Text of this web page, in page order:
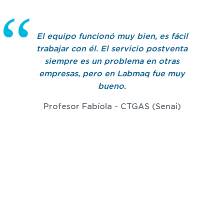
El equipo funcionó muy bien, es fácil
trabajar con él. El servicio postventa
siempre es un problema en otras
empresas, pero en Labmaq fue muy
bueno.
Profesor Fabíola - CTGAS (Senai)